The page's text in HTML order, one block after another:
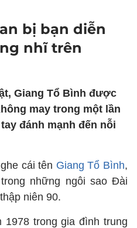
bị bạn diễn
nhĩ trên
Giang Tổ Bình được
may trong một lần
đánh mạnh đến nỗi
cái tên Giang Tổ Bình,
những ngôi sao Đài
niên 90.
1978 trong gia đình trung